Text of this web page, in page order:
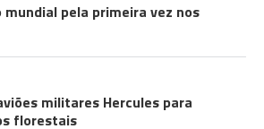
pela primeira vez nos
militares Hercules para
florestais